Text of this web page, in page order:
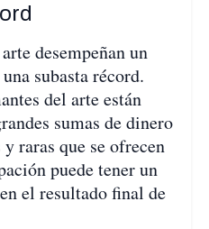
desempeñan un
subasta récord.
del arte están
sumas de dinero
raras que se ofrecen
puede tener un
el resultado final de